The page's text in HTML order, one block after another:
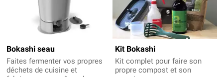
Bokashi seau
Faites fermenter vos propres
déchets de cuisine et
Kit Bokashi
Kit complet pour faire son
propre compost et son